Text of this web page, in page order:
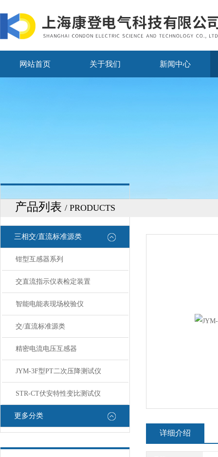
网站首页 关于我们 新闻中心
产品列表 / PRODUCTS
三相交/直流标准源类
钳型互感器系列
交直流指示仪表检定装置
智能电能表现场校验仪
交/直流标准源类
精密电流电压互感器
JYM-3F型PT二次压降测试仪
STR-CT伏安特性变比测试仪
更多分类
详细介绍